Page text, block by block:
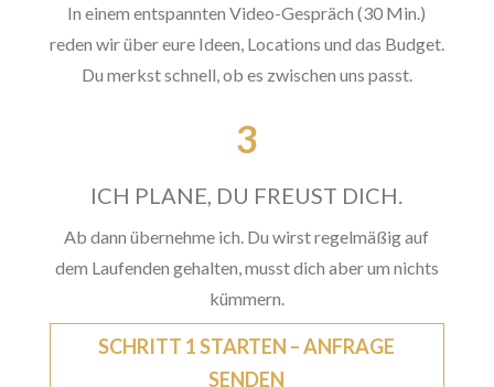
In einem entspannten Video-Gespräch (30 Min.)
reden wir über eure Ideen, Locations und das Budget.
Du merkst schnell, ob es zwischen uns passt.
3
ICH PLANE, DU FREUST DICH.
Ab dann übernehme ich. Du wirst regelmäßig auf
dem Laufenden gehalten, musst dich aber um nichts
kümmern.
SCHRITT 1 STARTEN – ANFRAGE
SENDEN